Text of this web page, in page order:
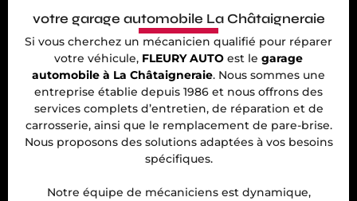
votre garage automobile La Châtaigneraie
Si vous cherchez un mécanicien qualifié pour réparer
votre véhicule, FLEURY AUTO est le garage
automobile à La Châtaigneraie. Nous sommes une
entreprise établie depuis 1986 et nous offrons des
services complets d’entretien, de réparation et de
carrosserie, ainsi que le remplacement de pare-brise.
Nous proposons des solutions adaptées à vos besoins
spécifiques.
Notre équipe de mécaniciens est dynamique,